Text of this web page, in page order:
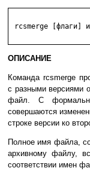
rcsmerge [флаги]
ОПИСАНИЕ
Команда rcsmerge
с разными версиями
файл. С
совершаются
строке версии ко
Полное имя файла,
архивному файлу,
соответствии имен